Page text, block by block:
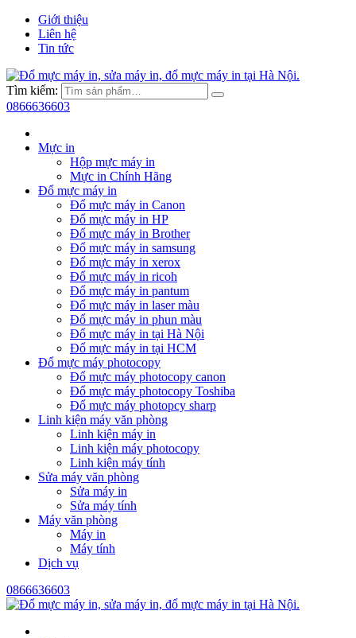
Giới thiệu
Liên hệ
Tin tức
Tìm kiếm:
0866636603
Mực in
Hộp mực máy in
Mực in Chính Hãng
Đổ mực máy in
Đổ mực máy in Canon
Đổ mực máy in HP
Đổ mực máy in Brother
Đổ mực máy in samsung
Đổ mực máy in xerox
Đổ mực máy in ricoh
Đổ mực máy in pantum
Đổ mực máy in laser màu
Đổ mực máy in phun màu
Đổ mực máy in tại Hà Nội
Đổ mực máy in tại HCM
Đổ mực máy photocopy
Đổ mực máy photocopy canon
Đổ mực máy photocopy Toshiba
Đổ mực máy photopcy sharp
Linh kiện máy văn phòng
Linh kiện máy in
Linh kiện máy photocopy
Linh kiện máy tính
Sửa máy văn phòng
Sửa máy in
Sửa máy tính
Máy văn phòng
Máy in
Máy tính
Dịch vụ
0866636603